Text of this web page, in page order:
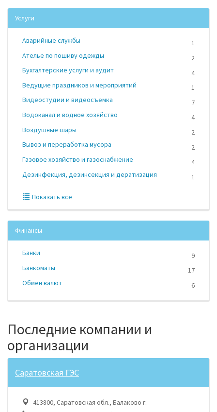
Услуги
Аварийные службы
1
Ателье по пошиву одежды
2
Бухгалтерские услуги и аудит
4
Ведущие праздников и мероприятий
1
Видеостудии и видеосъемка
7
Водоканал и водное хозяйство
4
Воздушные шары
2
Вывоз и переработка мусора
2
Газовое хозяйство и газоснабжение
4
Дезинфекция, дезинсекция и дератизация
1
Показать все
Финансы
Банки
9
Банкоматы
17
Обмен валют
6
Последние компании и
организации
Саратовская ГЭС
413800, Саратовская обл., Балаково г.